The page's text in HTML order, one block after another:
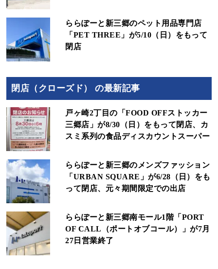
ららぽーと新三郷のペット用品専門店
「PET THREE」が5/10（日）をもって
閉店
閉店（クローズド） の最新記事
戸ヶ崎2丁目の「FOOD OFFストッカー
三郷店」が8/30（日）をもって閉店、カ
スミ系列の食品ディスカウントスーパー
ららぽーと新三郷のメンズファッション
「URBAN SQUARE」が6/28（日）をも
って閉店、元々期間限定での出店
ららぽーと新三郷南モール1階「PORT
OF CALL（ポートオブコール）」が7月
27日営業終了